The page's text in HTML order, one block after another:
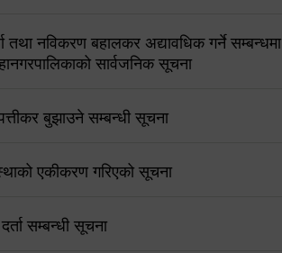
तथा नविकरण बहालकर अद्यावधिक गर्ने सम्बन्धमा
सार्वजनिक सूचना
बुझाउने सम्बन्धी सूचना
एकीकरण गरिएको सूचना
सम्बन्धी सूचना